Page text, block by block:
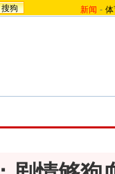
搜狗 新闻 -